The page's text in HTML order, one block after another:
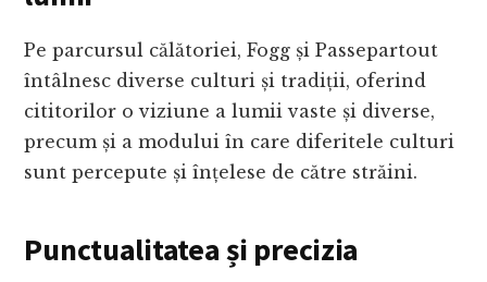
Pe parcursul călătoriei, Fogg și Passepartout
întâlnesc diverse culturi și tradiții, oferind
cititorilor o viziune a lumii vaste și diverse,
precum și a modului în care diferitele culturi
sunt percepute și înțelese de către străini.
Punctualitatea și precizia